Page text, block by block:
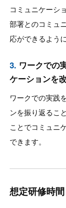
コミュニケーシ
部署とのコミュ
応ができるよう
3. ワークでの
ケーションを
ワークでの実践
ンを振り返るこ
ことでコミュニ
できます。
想定研修時間